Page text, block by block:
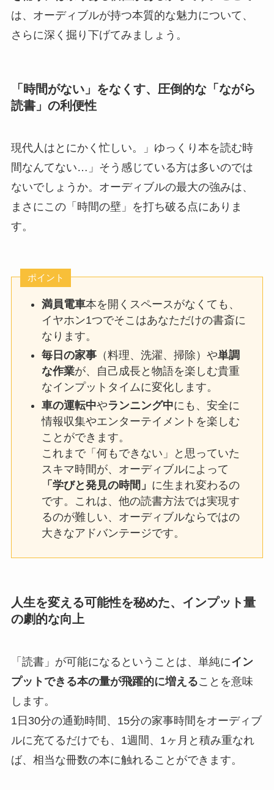
は、オーディブルが持つ本質的な魅力について、
さらに深く掘り下げてみましょう。
「時間がない」をなくす、圧倒的な「ながら
読書」の利便性
現代人はとにかく忙しい。」ゆっくり本を読む時
間なんてない…」そう感じている方は多いのでは
ないでしょうか。オーディブルの最大の強みは、
まさにこの「時間の壁」を打ち破る点にありま
す。
ポイント
満員電車本を開くスペースがなくても、
イヤホン1つでそこはあなただけの書斎に
なります。
毎日の家事 （料理、洗濯、掃除）や単調
な作業が、自己成長と物語を楽しむ貴重
なインプットタイムに変化します。
車の運転中やランニング中にも、安全に
情報収集やエンターテイメントを楽しむ
ことができます。
これまで「何もできない」と思っていた
スキマ時間が、オーディブルによって
「学びと発見の時間」 に生まれ変わるの
です。これは、他の読書方法では実現す
るのが難しい、オーディブルならではの
大きなアドバンテージです。
人生を変える可能性を秘めた、インプット量
の劇的な向上
「読書」が可能になるということは、単純にイン
プットできる本の量が飛躍的に増えることを意味
します。
1日30分の通勤時間、15分の家事時間をオーディブ
ルに充てるだけでも、1週間、1ヶ月と積み重なれ
ば、相当な冊数の本に触れることができます。